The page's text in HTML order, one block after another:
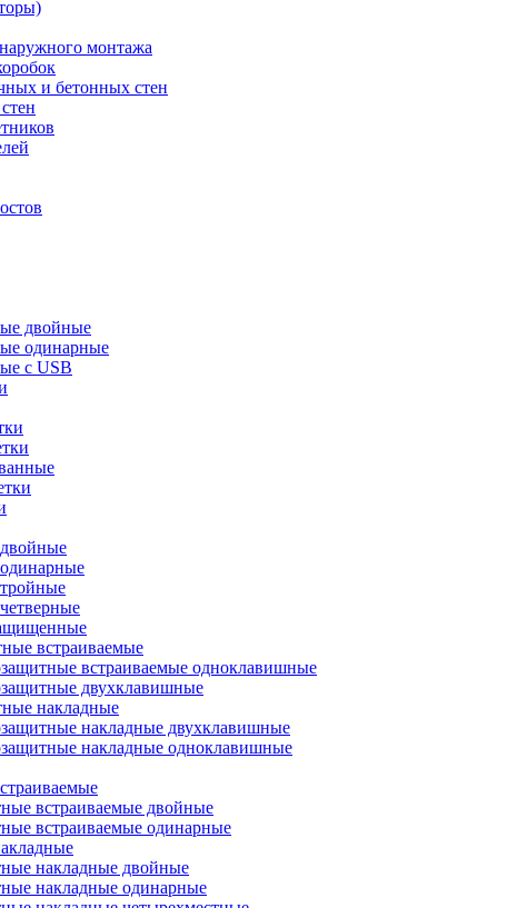
монтажа
и бетонных стен
двойные
одинарные
с USB
встраиваемые
встраиваемые одноклавишные
двухклавишные
накладные
накладные двухклавишные
накладные одноклавишные
встраиваемые двойные
встраиваемые одинарные
накладные двойные
накладные одинарные